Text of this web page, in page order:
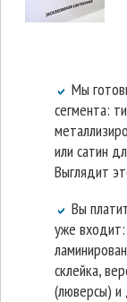
Мы
сегмента:
или сатин
Выглядит
Вы
уже
склейка,
(люверсы) и